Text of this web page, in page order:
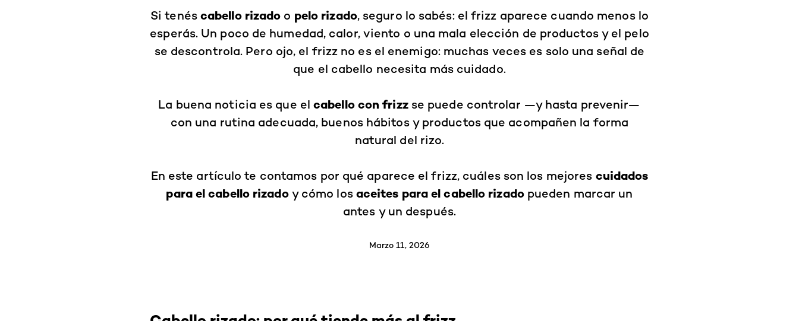
Si tenés cabello rizado o pelo rizado, seguro lo sabés: el frizz aparece cuando menos lo
esperás. Un poco de humedad, calor, viento o una mala elección de productos y el pelo
se descontrola. Pero ojo, el frizz no es el enemigo: muchas veces es solo una señal de
que el cabello necesita más cuidado.
La buena noticia es que elcabello con frizzse puede controlar —y hasta prevenir—
con una rutina adecuada, buenos hábitos y productos que acompañen la forma
natural del rizo.
En este artículo te contamos por qué aparece el frizz, cuáles son los mejores cuidados
para el cabello rizadoy cómo los aceites para el cabello rizadopueden marcar un
antes y un después.
Marzo 11, 2026